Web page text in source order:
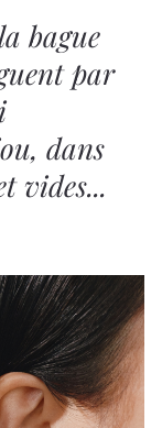
bague
par
dans
vides...